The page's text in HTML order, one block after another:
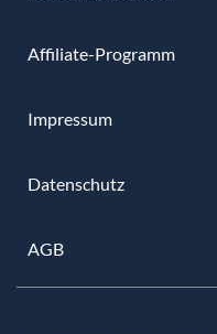
Affiliate-Programm
Impressum
Datenschutz
AGB